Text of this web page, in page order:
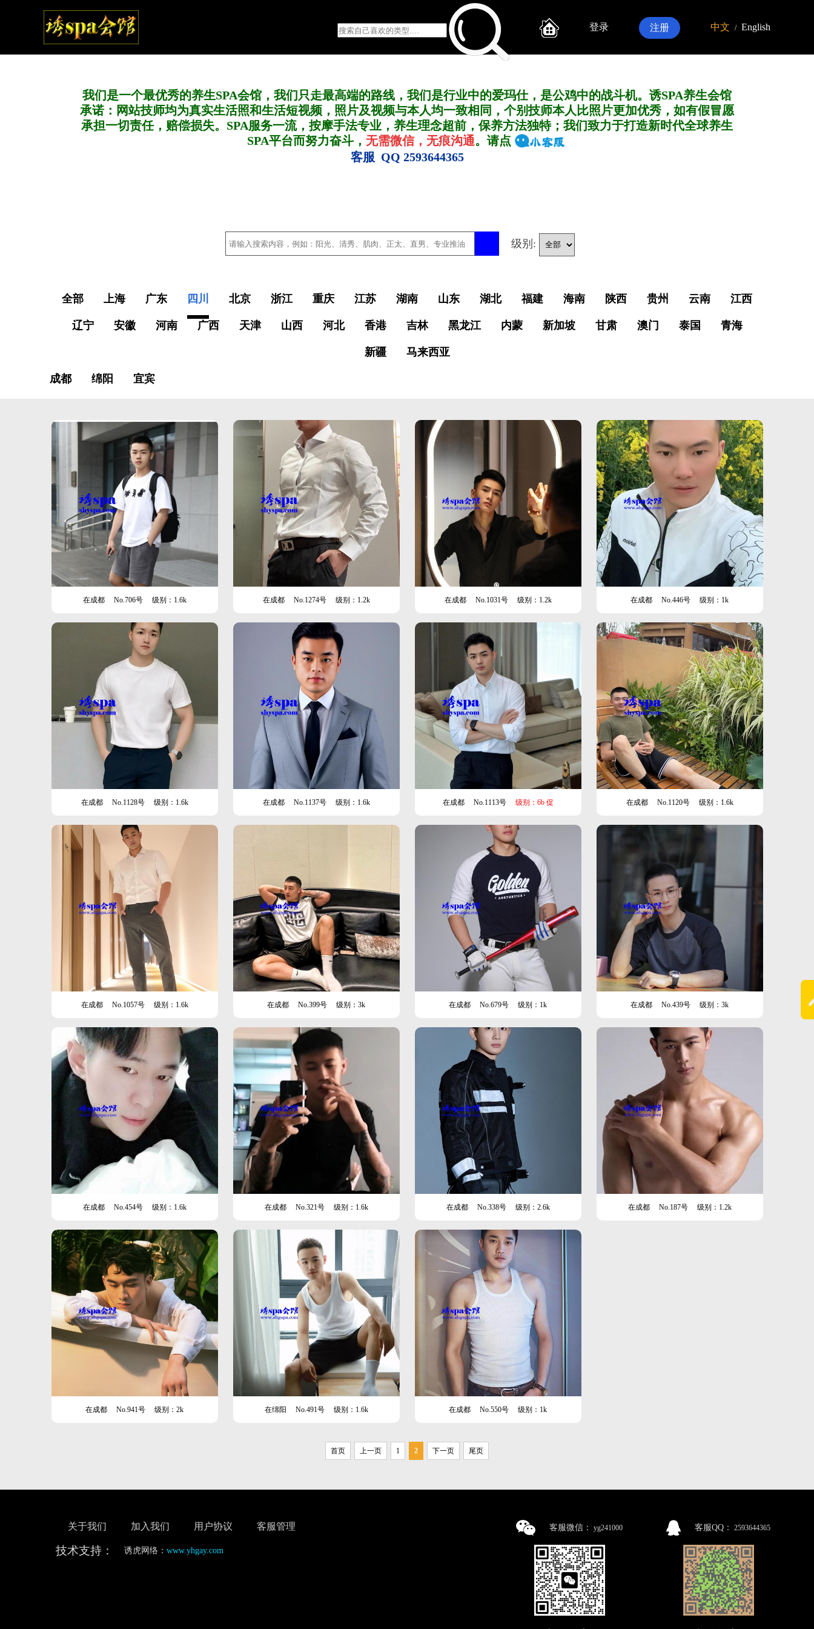
登录 注册 中文 / English
我们是一个最优秀的养生SPA会馆，我们只走最高端的路线，我们是行业中的爱玛仕，是公鸡中的战斗机。诱SPA养生会馆
承诺：网站技师均为真实生活照和生活短视频，照片及视频与本人均一致相同，个别技师本人比照片更加优秀，如有假冒愿
承担一切责任，赔偿损失。SPA服务一流，按摩手法专业，养生理念超前，保养方法独特；我们致力于打造新时代全球养生
SPA平台而努力奋斗， 无需微信，无痕沟通。请点
客服 QQ 2593644365
级别:
全部 上海 广东 四川 北京 浙江 重庆 江苏 湖南 山东 湖北 福建 海南 陕西 贵州 云南 江西
辽宁 安徽 河南 广西 天津 山西 河北 香港 吉林 黑龙江 内蒙 新加坡 甘肃 澳门 泰国 青海
新疆 马来西亚
成都 绵阳 宜宾
在成都 No.706号 级别：1.6k 在成都 No.1274号 级别：1.2k 在成都 No.1031号 级别：1.2k 在成都 No.446号 级别：1k
在成都 No.1128号 级别：1.6k 在成都 No.1137号 级别：1.6k 在成都 No.1113号 级别：6b 促 在成都 No.1120号 级别：1.6k
在成都 No.1057号 级别：1.6k 在成都 No.399号 级别：3k 在成都 No.679号 级别：1k 在成都 No.439号 级别：3k
在成都 No.454号 级别：1.6k 在成都 No.321号 级别：1.6k 在成都 No.338号 级别：2.6k 在成都 No.187号 级别：1.2k
在成都 No.941号 级别：2k 在绵阳 No.491号 级别：1.6k 在成都 No.550号 级别：1k
首页 上一页 1 2 下一页 尾页
关于我们 加入我们 用户协议 客服管理
技术支持： 诱虎网络： www.yhgay.com
客服微信： yg241000 客服QQ： 2593644365